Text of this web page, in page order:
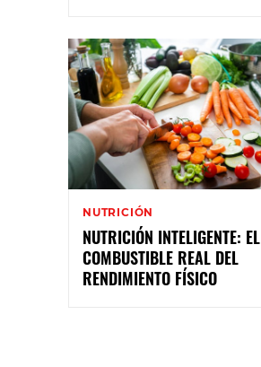
NUTRICIÓN
NUTRICIÓN INTELIGENTE: EL
COMBUSTIBLE REAL DEL
RENDIMIENTO FÍSICO